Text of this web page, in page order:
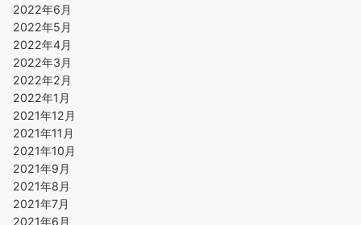
2022年6月
2022年5月
2022年4月
2022年3月
2022年2月
2022年1月
2021年12月
2021年11月
2021年10月
2021年9月
2021年8月
2021年7月
2021年6月